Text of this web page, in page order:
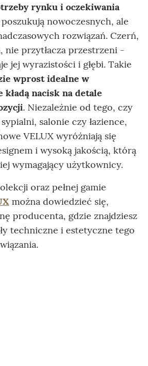
rynku i oczekiwania
nowoczesnych, ale
rozwiązań. Czerń,
nie przytłacza przestrzeni -
jej wyrazistości i głębi. Takie
wprost idealne w
nacisk na detale
. Niezależnie od tego, czy
salonie czy łazience,
VELUX wyróżniają się
i wysoką jakością, którą
wymagający użytkownicy.
oraz pełnej gamie
można dowiedzieć się,
producenta, gdzie znajdziesz
techniczne i estetyczne tego